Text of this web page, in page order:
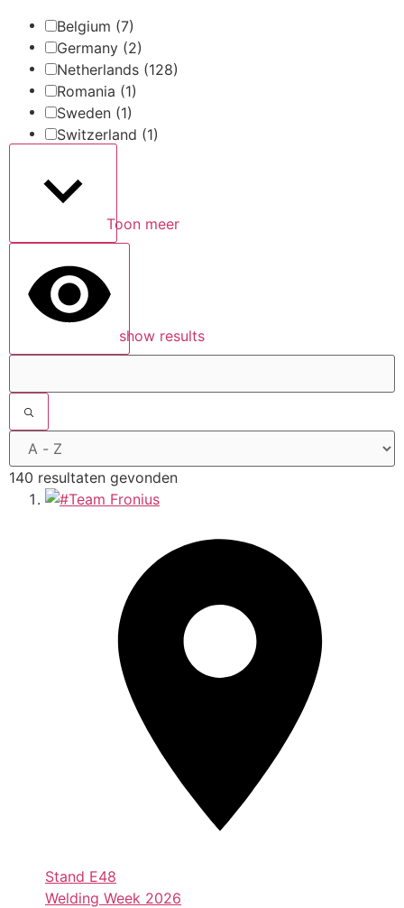
Belgium (7)
Germany (2)
Netherlands (128)
Romania (1)
Sweden (1)
Switzerland (1)
Toon meer
show results
140 resultaten gevonden
Stand E48
Welding Week 2026